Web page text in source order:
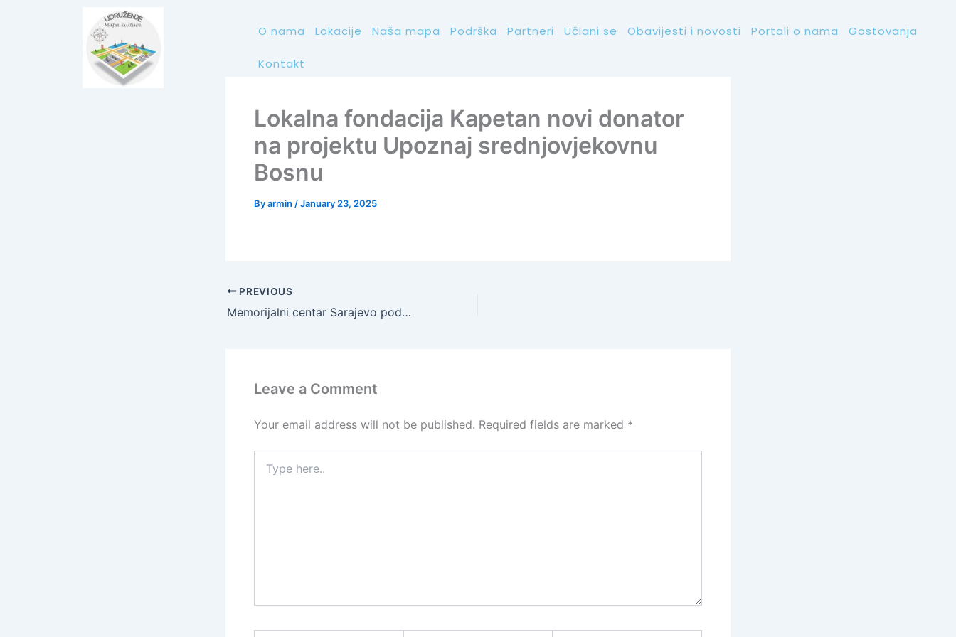
O nama Lokacije Naša mapa Podrška Partneri Učlani se Obavijesti i novosti Portali o nama Gostovanja
Kontakt
Lokalna fondacija Kapetan novi donator
na projektu Upoznaj srednjovjekovnu
Bosnu
Byarmin /January 23, 2025
PREVIOUS
Memorijalni centar Sarajevo podržao projekat Svaki spomenik ima svoj značaj
Leave a Comment
Your email address will not be published. Required fields are marked *
here..